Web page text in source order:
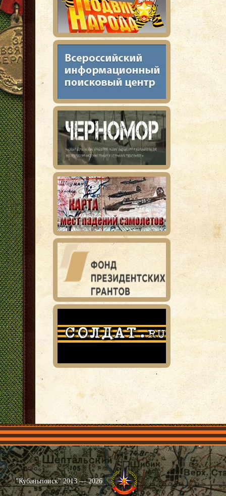
Главная Имена Общественные объединения Проекты
"Кубаньпоиск" 2013 — 2026